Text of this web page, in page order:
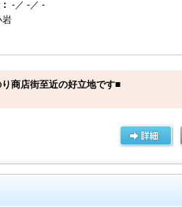
-／ -／ -
岩
商店街至近の好立地です■